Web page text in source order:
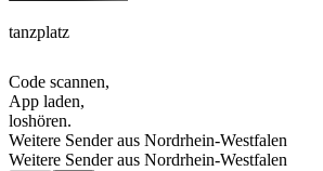
tanzplatz
Code scannen,
App laden,
loshören.
Weitere Sender aus Nordrhein-Westfalen
Weitere Sender aus Nordrhein-Westfalen